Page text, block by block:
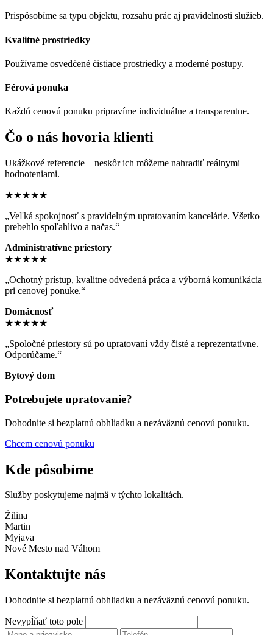
Prispôsobíme sa typu objektu, rozsahu prác aj pravidelnosti služieb.
Kvalitné prostriedky
Používame osvedčené čistiace prostriedky a moderné postupy.
Férová ponuka
Každú cenovú ponuku pripravíme individuálne a transparentne.
Čo o nás hovoria klienti
Ukážkové referencie – neskôr ich môžeme nahradiť reálnymi
hodnoteniami.
★★★★★
„Veľká spokojnosť s pravidelným upratovaním kancelárie. Všetko
prebehlo spoľahlivo a načas.“
Administratívne priestory
★★★★★
„Ochotný prístup, kvalitne odvedená práca a výborná komunikácia
pri cenovej ponuke.“
Domácnosť
★★★★★
„Spoločné priestory sú po upratovaní vždy čisté a reprezentatívne.
Odporúčame.“
Bytový dom
Potrebujete upratovanie?
Dohodnite si bezplatnú obhliadku a nezáväznú cenovú ponuku.
Chcem cenovú ponuku
Kde pôsobíme
Služby poskytujeme najmä v týchto lokalitách.
Žilina
Martin
Myjava
Nové Mesto nad Váhom
Kontaktujte nás
Dohodnite si bezplatnú obhliadku a nezáväznú cenovú ponuku.
Nevypĺňať toto pole